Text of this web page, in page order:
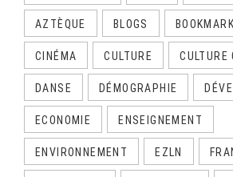
AZTÈQUE BLOGS BOOKMARK
CINÉMA CULTURE CULTURE
DANSE DÉMOGRAPHIE
ECONOMIE ENSEIGNEMENT
ENVIRONNEMENT EZLN